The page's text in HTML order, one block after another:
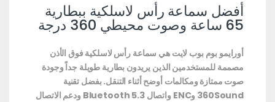
أفضل سماعة رأس لاسلكية ببطارية
65 ساعة وصوت محيطي 360 درجة
أورايمو بوم بوب لايت هي سماعة رأس لاسلكية فوق الأذن
مصممة للمستخدمين الذين يريدون بطارية طويلة جداً وجودة
صوت ممتازة ومكالمات أوضح أثناء التنقل. بفضل تقنية
360Sound وENC واتصال Bluetooth 5.3 ودعم الاتصال